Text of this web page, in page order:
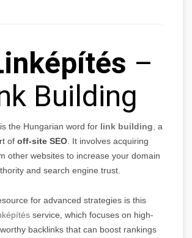
–
Building
the Hungarian word for link building a
of off-site SEO. It involves acquiring
other websites to increase your domain
and search engine trust.
for advanced strategies is this
service, which focuses on high-
backlinks that can boost rankings